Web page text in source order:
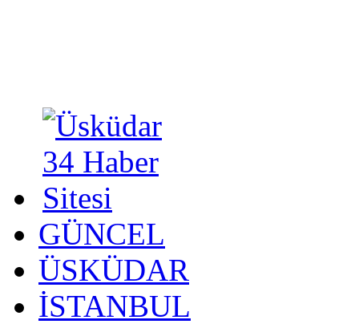
GÜNCEL
ÜSKÜDAR
İSTANBUL